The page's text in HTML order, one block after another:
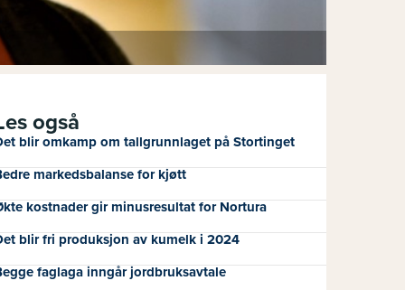
også
blir omkamp om tallgrunnlaget på Stortinget
markedsbalanse for kjøtt
kostnader gir minusresultat for Nortura
blir fri produksjon av kumelk i 2024
faglaga inngår jordbruksavtale